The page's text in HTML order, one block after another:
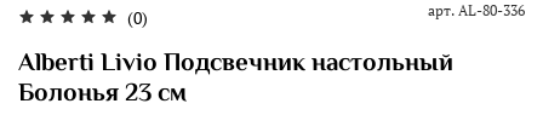
(0) арт. AL-80-336
Alberti Livio Подсвечник настольный
Болонья 23 см